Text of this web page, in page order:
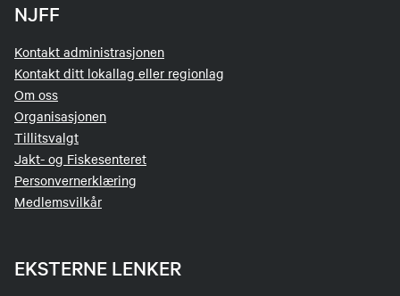
NJFF
Kontakt administrasjonen
Kontakt ditt lokallag eller regionlag
Om oss
Organisasjonen
Tillitsvalgt
Jakt- og Fiskesenteret
Personvernerklæring
Medlemsvilkår
EKSTERNE LENKER